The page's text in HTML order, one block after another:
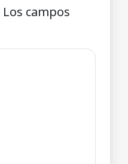
Los campos